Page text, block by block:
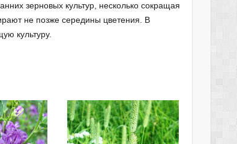
зерновых культур, несколько сокращая
не позже середины цветения. В
культуру.